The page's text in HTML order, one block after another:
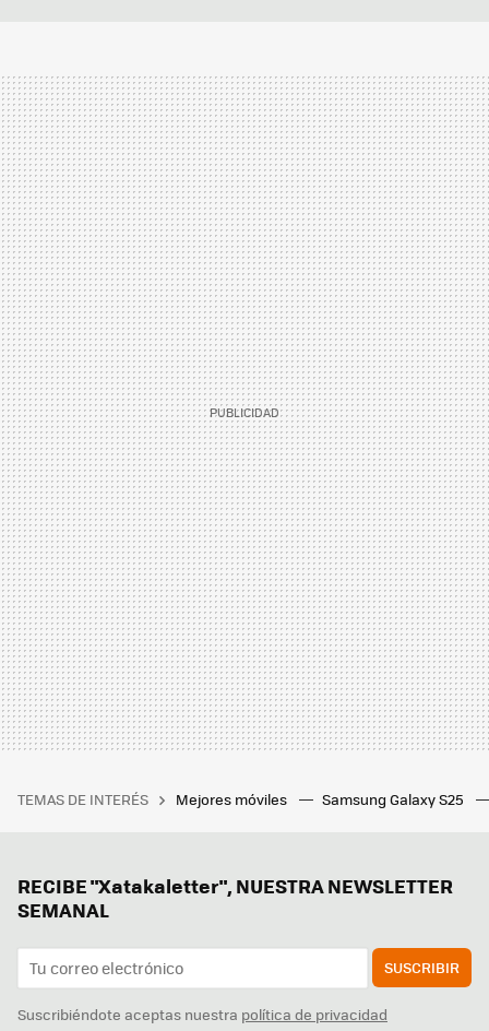
TEMAS DE INTERÉS Mejores móviles Samsung Galaxy S25
RECIBE "Xatakaletter", NUESTRA NEWSLETTER
SEMANAL
SUSCRIBIR
Suscribiéndote aceptas nuestra política de privacidad